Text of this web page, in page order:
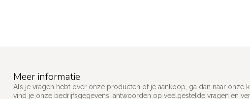
Meer informatie
Als je vragen hebt over onze producten of je aankoop, ga dan naar onze
vind je onze bedrijfsgegevens, antwoorden op veelgestelde vragen en